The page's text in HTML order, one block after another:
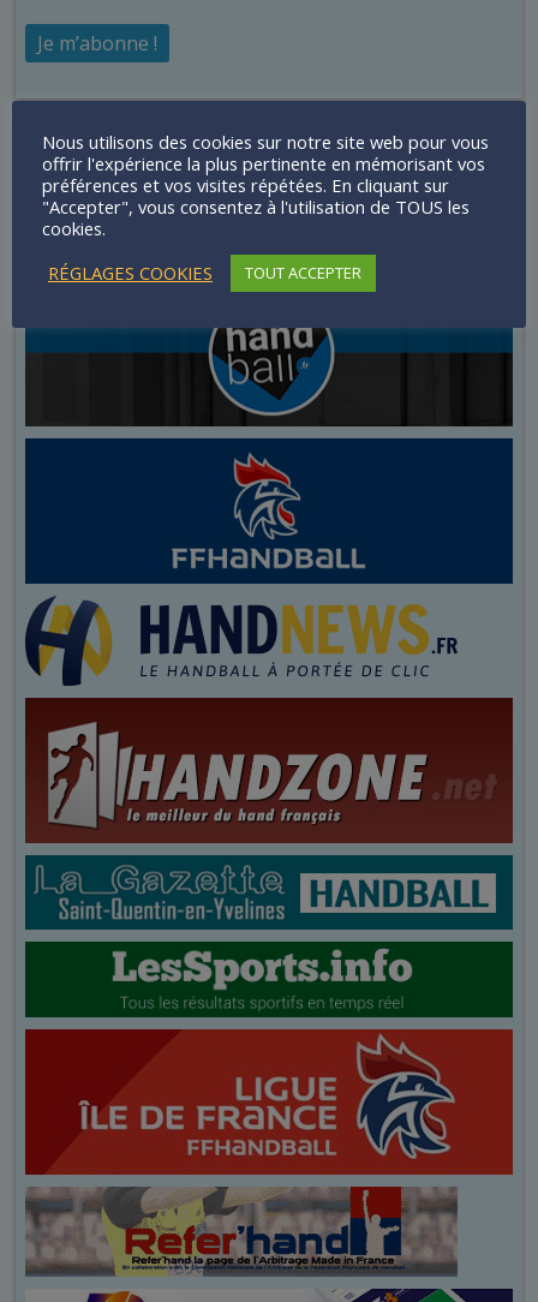
Infos News
Nous utilisons des cookies sur notre site web pour vous
offrir l'expérience la plus pertinente en mémorisant vos
préférences et vos visites répétées. En cliquant sur
"Accepter", vous consentez à l'utilisation de TOUS les
cookies.
RÉGLAGES COOKIES
TOUT ACCEPTER